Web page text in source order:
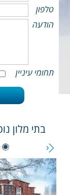
טלפון
הודעה
תחומי עיניין
בתי מלון